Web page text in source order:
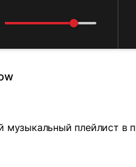
плейлист в